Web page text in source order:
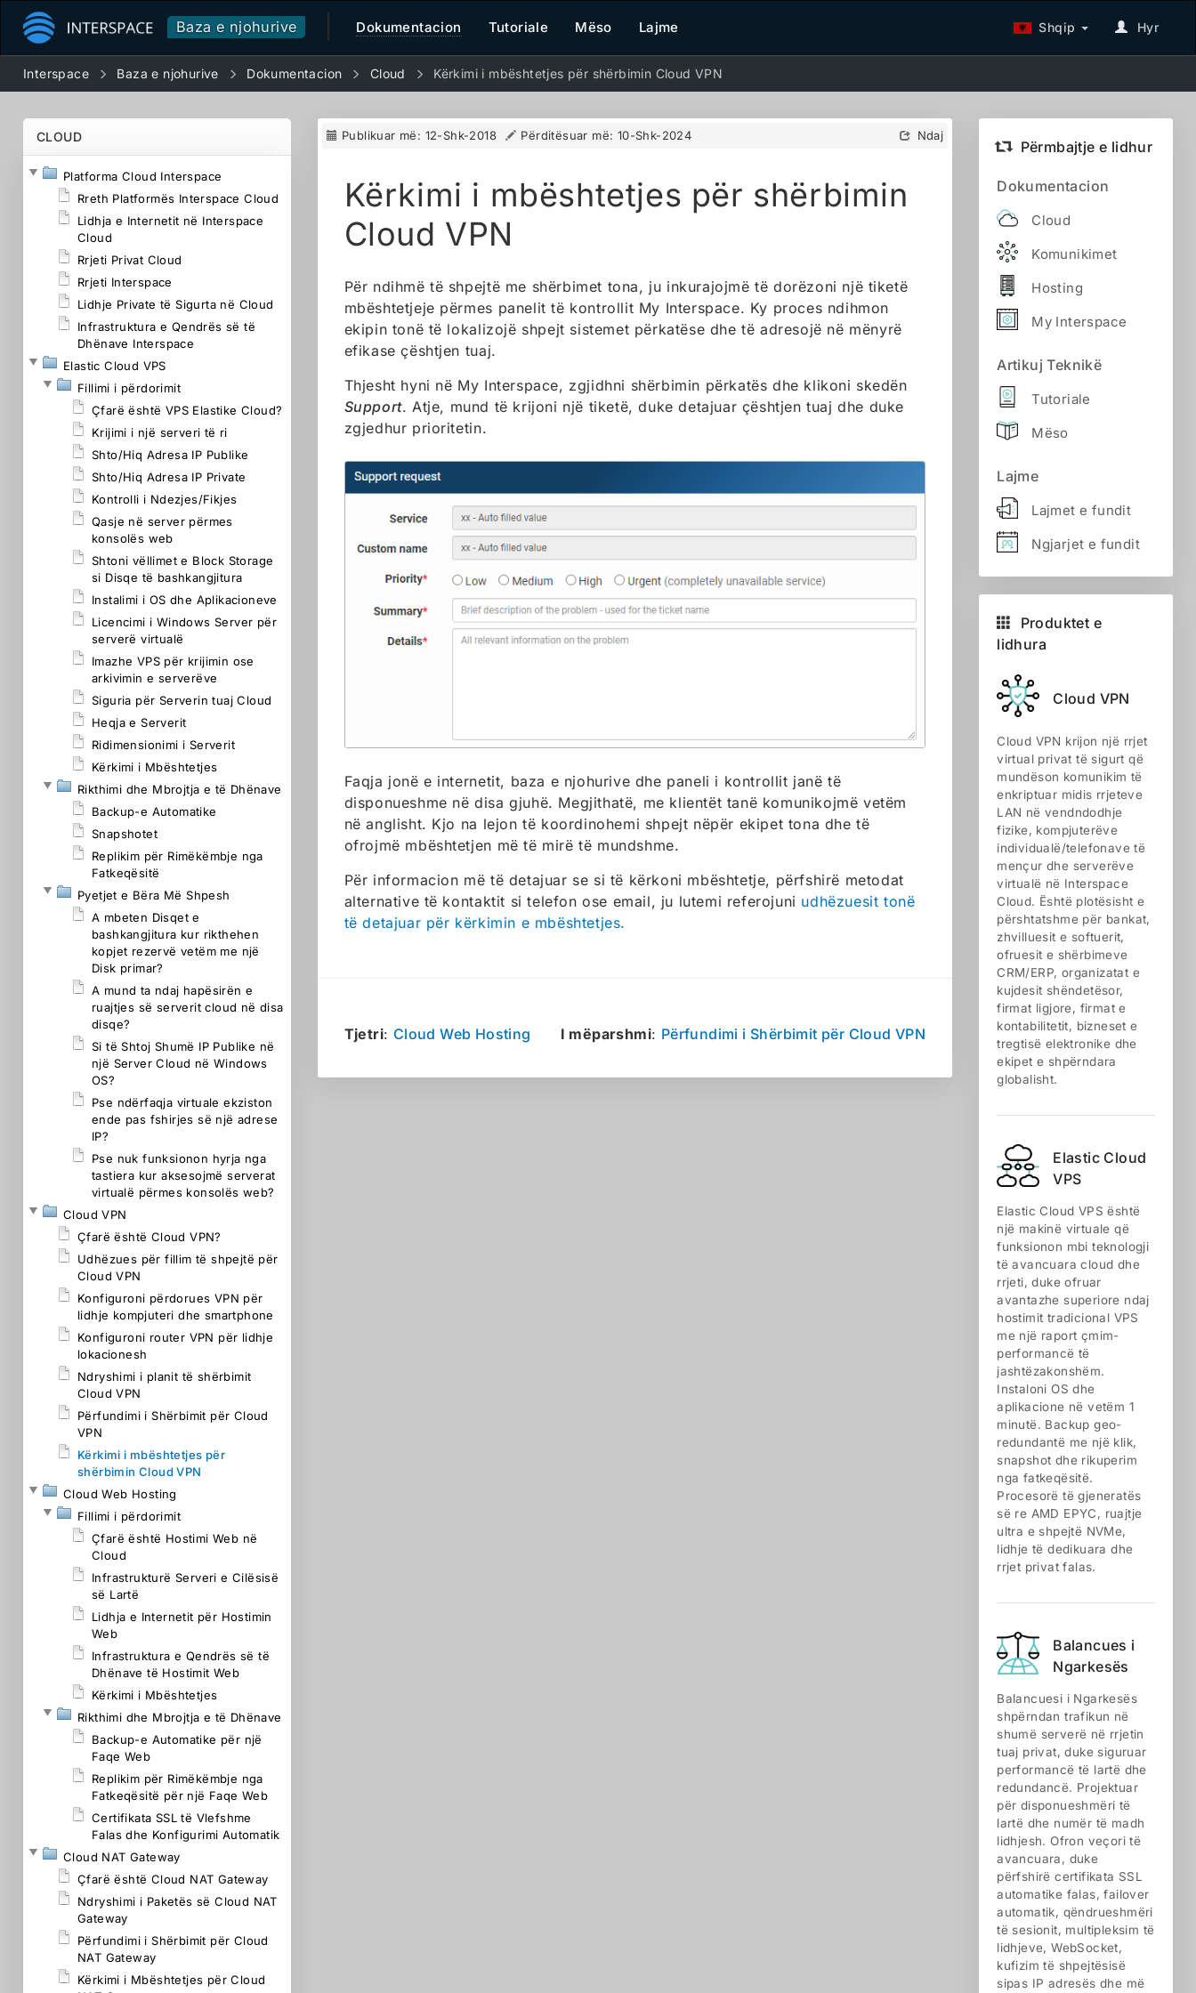
Baza e njohurive Dokumentacion Tutoriale Mëso Lajme Shqip Hyr
Interspace Baza e njohurive Dokumentacion Cloud Kërkimi i mbështetjes për shërbimin Cloud VPN
CLOUD
Platforma Cloud Interspace
Rreth Platformës Interspace Cloud
Lidhja e Internetit në Interspace
Cloud
Rrjeti Privat Cloud
Rrjeti Interspace
Lidhje Private të Sigurta në Cloud
Infrastruktura e Qendrës së të
Dhënave Interspace
Elastic Cloud VPS
Fillimi i përdorimit
Çfarë është VPS Elastike Cloud?
Krijimi i një serveri të ri
Shto/Hiq Adresa IP Publike
Shto/Hiq Adresa IP Private
Kontrolli i Ndezjes/Fikjes
Qasje në server përmes
konsolës web
Shtoni vëllimet e Block Storage
si Disqe të bashkangjitura
Instalimi i OS dhe Aplikacioneve
Licencimi i Windows Server për
serverë virtualë
Imazhe VPS për krijimin ose
arkivimin e serverëve
Siguria për Serverin tuaj Cloud
Heqja e Serverit
Ridimensionimi i Serverit
Kërkimi i Mbështetjes
Rikthimi dhe Mbrojtja e të Dhënave
Backup-e Automatike
Snapshotet
Replikim për Rimëkëmbje nga
Fatkeqësitë
Pyetjet e Bëra Më Shpesh
A mbeten Disqet e
bashkangjitura kur rikthehen
kopjet rezervë vetëm me një
Disk primar?
A mund ta ndaj hapësirën e
ruajtjes së serverit cloud në disa
disqe?
Si të Shtoj Shumë IP Publike në
një Server Cloud në Windows
OS?
Pse ndërfaqja virtuale ekziston
ende pas fshirjes së një adrese
IP?
Pse nuk funksionon hyrja nga
tastiera kur aksesojmë serverat
virtualë përmes konsolës web?
Cloud VPN
Çfarë është Cloud VPN?
Udhëzues për fillim të shpejtë për
Cloud VPN
Konfiguroni përdorues VPN për
lidhje kompjuteri dhe smartphone
Konfiguroni router VPN për lidhje
lokacionesh
Ndryshimi i planit të shërbimit
Cloud VPN
Përfundimi i Shërbimit për Cloud
VPN
Kërkimi i mbështetjes për
shërbimin Cloud VPN
Cloud Web Hosting
Fillimi i përdorimit
Çfarë është Hostimi Web në
Cloud
Infrastrukturë Serveri e Cilësisë
së Lartë
Lidhja e Internetit për Hostimin
Web
Infrastruktura e Qendrës së të
Dhënave të Hostimit Web
Kërkimi i Mbështetjes
Rikthimi dhe Mbrojtja e të Dhënave
Backup-e Automatike për një
Faqe Web
Replikim për Rimëkëmbje nga
Fatkeqësitë për një Faqe Web
Certifikata SSL të Vlefshme
Falas dhe Konfigurimi Automatik
Cloud NAT Gateway
Çfarë është Cloud NAT Gateway
Ndryshimi i Paketës së Cloud NAT
Gateway
Përfundimi i Shërbimit për Cloud
NAT Gateway
Kërkimi i Mbështetjes për Cloud
Publikuar më: 12-Shk-2018 Përditësuar më: 10-Shk-2024 Ndaj
Kërkimi i mbështetjes për shërbimin
Cloud VPN
Për ndihmë të shpejtë me shërbimet tona, ju inkurajojmë të dorëzoni një tiketë
mbështetjeje përmes panelit të kontrollit My Interspace. Ky proces ndihmon
ekipin tonë të lokalizojë shpejt sistemet përkatëse dhe të adresojë në mënyrë
efikase çështjen tuaj.
Thjesht hyni në My Interspace, zgjidhni shërbimin përkatës dhe klikoni skedën
Support. Atje, mund të krijoni një tiketë, duke detajuar çështjen tuaj dhe duke
zgjedhur prioritetin.
Faqja jonë e internetit, baza e njohurive dhe paneli i kontrollit janë të
disponueshme në disa gjuhë. Megjithatë, me klientët tanë komunikojmë vetëm
në anglisht. Kjo na lejon të koordinohemi shpejt nëpër ekipet tona dhe të
ofrojmë mbështetjen më të mirë të mundshme.
Për informacion më të detajuar se si të kërkoni mbështetje, përfshirë metodat
alternative të kontaktit si telefon ose email, ju lutemi referojuni udhëzuesit tonë
të detajuar për kërkimin e mbështetjes.
Tjetri: Cloud Web Hosting I mëparshmi: Përfundimi i Shërbimit për Cloud VPN
Përmbajtje e lidhur
Dokumentacion
Cloud
Komunikimet
Hosting
My Interspace
Artikuj Teknikë
Tutoriale
Mëso
Lajme
Lajmet e fundit
Ngjarjet e fundit
Produktet e
lidhura
Cloud VPN
Cloud VPN krijon një rrjet
virtual privat të sigurt që
mundëson komunikim të
enkriptuar midis rrjeteve
LAN në vendndodhje
fizike, kompjuterëve
individualë/telefonave të
mençur dhe serverëve
virtualë në Interspace
Cloud. Është plotësisht e
përshtatshme për bankat,
zhvilluesit e softuerit,
ofruesit e shërbimeve
CRM/ERP, organizatat e
kujdesit shëndetësor,
firmat ligjore, firmat e
kontabilitetit, bizneset e
tregtisë elektronike dhe
ekipet e shpërndara
globalisht.
Elastic Cloud
VPS
Elastic Cloud VPS është
një makinë virtuale që
funksionon mbi teknologji
të avancuara cloud dhe
rrjeti, duke ofruar
avantazhe superiore ndaj
hostimit tradicional VPS
me një raport çmim-
performancë të
jashtëzakonshëm.
Instaloni OS dhe
aplikacione në vetëm 1
minutë. Backup geo-
redundantë me një klik,
snapshot dhe rikuperim
nga fatkeqësitë.
Procesorë të gjeneratës
së re AMD EPYC, ruajtje
ultra e shpejtë NVMe,
lidhje të dedikuara dhe
rrjet privat falas.
Balancues i
Ngarkesës
Balancuesi i Ngarkesës
shpërndan trafikun në
shumë serverë në rrjetin
tuaj privat, duke siguruar
performancë të lartë dhe
redundancë. Projektuar
për disponueshmëri të
lartë dhe numër të madh
lidhjesh. Ofron veçori të
avancuara, duke
përfshirë certifikata SSL
automatike falas, failover
automatik, qëndrueshmëri
të sesionit, multipleksim të
lidhjeve, WebSocket,
kufizim të shpejtësisë
sipas IP adresës dhe më